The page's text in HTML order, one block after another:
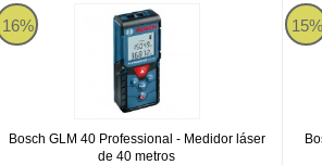
16%
Bosch GLM 40 Professional - Medidor láser
de 40 metros
15%